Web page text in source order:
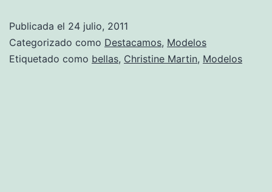
Publicada el 24 julio, 2011
Categorizado como Destacamos, Modelos
Etiquetado como bellas, Christine Martin, Modelos